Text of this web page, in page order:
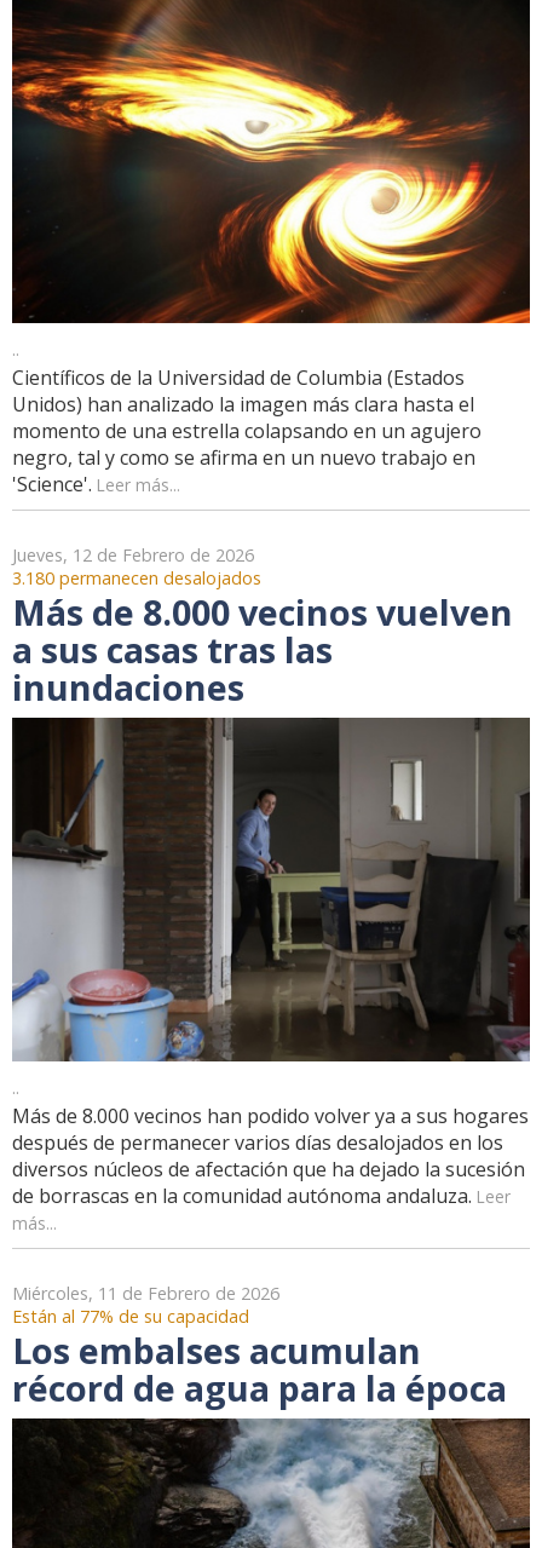
..
Científicos de la Universidad de Columbia (Estados
Unidos) han analizado la imagen más clara hasta el
momento de una estrella colapsando en un agujero
negro, tal y como se afirma en un nuevo trabajo en
'Science'. Leer más...
Jueves, 12 de Febrero de 2026
3.180 permanecen desalojados
Más de 8.000 vecinos vuelven
a sus casas tras las
inundaciones
..
Más de 8.000 vecinos han podido volver ya a sus hogares
después de permanecer varios días desalojados en los
diversos núcleos de afectación que ha dejado la sucesión
de borrascas en la comunidad autónoma andaluza. Leer
más...
Miércoles, 11 de Febrero de 2026
Están al 77% de su capacidad
Los embalses acumulan
récord de agua para la época